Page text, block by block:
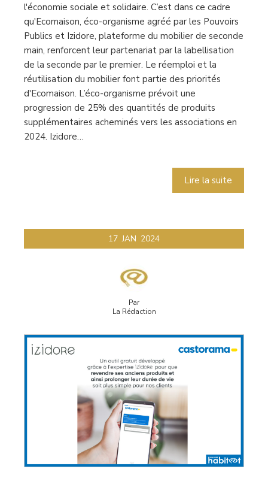
l'économie sociale et solidaire. C’est dans ce cadre
qu'Ecomaison, éco-organisme agréé par les Pouvoirs
Publics et Izidore, plateforme du mobilier de seconde
main, renforcent leur partenariat par la labellisation
de la seconde par le premier. Le réemploi et la
réutilisation du mobilier font partie des priorités
d'Ecomaison. L’éco-organisme prévoit une
progression de 25% des quantités de produits
supplémentaires acheminés vers les associations en
2024. Izidore…
Lire la suite
17 JAN 2024
Par
La Rédaction